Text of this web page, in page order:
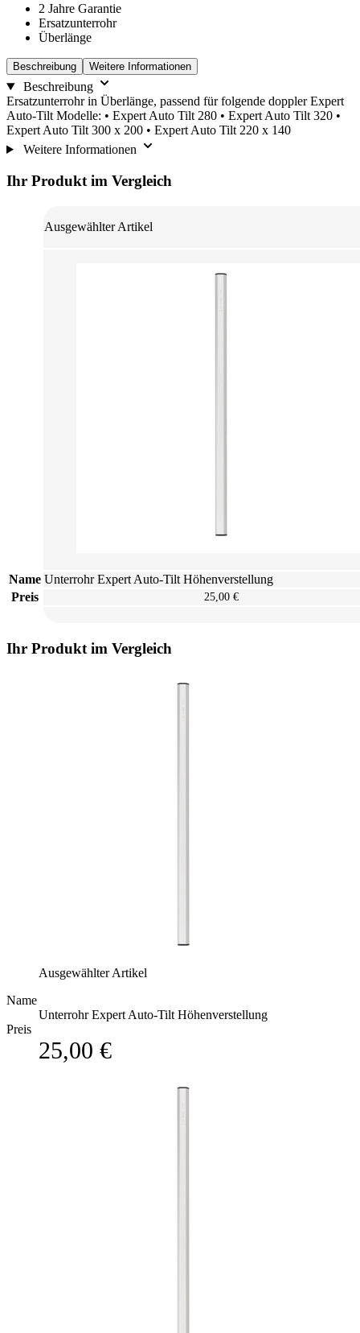
2 Jahre Garantie
Ersatzunterrohr
Überlänge
Beschreibung Weitere Informationen
Beschreibung
Ersatzunterrohr in Überlänge, passend für folgende doppler Expert
Auto-Tilt Modelle: • Expert Auto Tilt 280 • Expert Auto Tilt 320 •
Expert Auto Tilt 300 x 200 • Expert Auto Tilt 220 x 140
Weitere Informationen
Ihr Produkt im Vergleich
Ausgewählter Artikel
Name Unterrohr Expert Auto-Tilt Höhenverstellung
Preis
25,00 €
Ihr Produkt im Vergleich
Ausgewählter Artikel
Name
Unterrohr Expert Auto-Tilt Höhenverstellung
Preis
25,00 €